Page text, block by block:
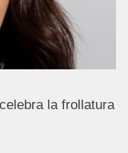
la frollatura